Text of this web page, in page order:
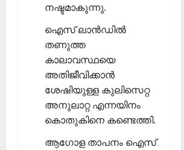
നഷ്ടമാകുന്നു.
ഐസ് ലാന്‍ഡില്‍
തണുത്ത
കാലാവസ്ഥയെ
അതിജീവിക്കാന്‍
ശേഷിയുള്ള കുലിസെറ്റ
അനുലാറ്റ എന്നയിനം
കൊതുകിനെ കണ്ടെത്തി.
ആഗോള താപനം ഐസ്